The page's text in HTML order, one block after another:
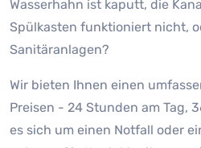
Wasserhahn ist kaputt, die
Spülkasten funktioniert nicht,
Sanitäranlagen?
Wir bieten Ihnen einen
Preisen - 24 Stunden am Tag,
es sich um einen Notfall oder